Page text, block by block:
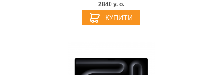
2840 y. о.
КУПИТИ